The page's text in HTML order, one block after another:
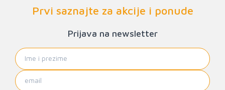
Prvi saznajte za akcije i ponude
Prijava na newsletter